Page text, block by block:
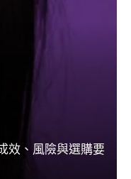
效、風險與選購要